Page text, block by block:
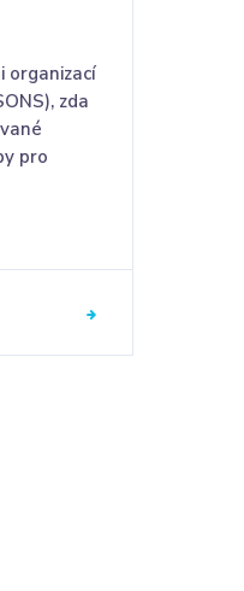
organizací
zda
pro